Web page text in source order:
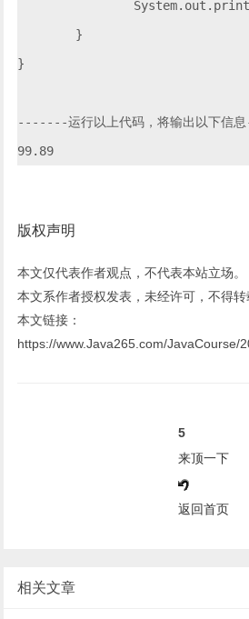
}
-------运行以上代码，将输出以下信
版权声明
本文仅代表作者观点，不代表本站立场。
本文系作者授权发表，未经许可，不得转
本文链接：
https://www.Java265.com/JavaCourse/
5
来顶一下
返回首页
相关文章